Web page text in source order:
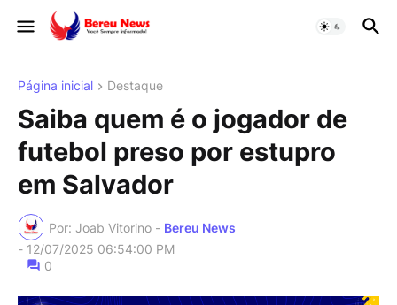
Página inicial Destaque
Saiba quem é o jogador de
futebol preso por estupro
em Salvador
Por: Joab Vitorino - Bereu News
- 12/07/2025 06:54:00 PM
0